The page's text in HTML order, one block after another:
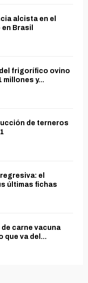
alcista en el
Brasil
frigorífico ovino
millones y...
de terneros
el
últimas fichas
carne vacuna
que va del...